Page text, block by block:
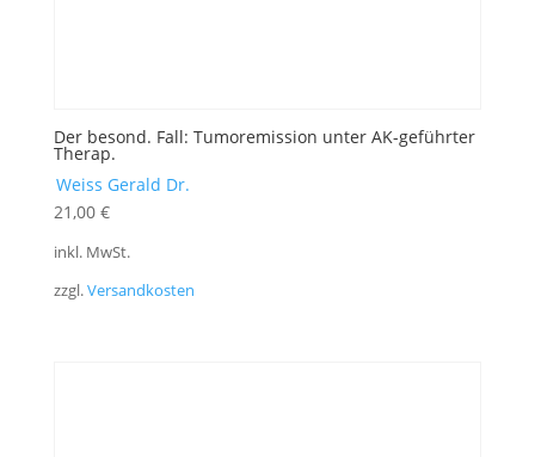
Der besond. Fall: Tumoremission unter AK-geführter
Therap.
Weiss Gerald Dr.
21,00 €
inkl. MwSt.
zzgl.Versandkosten